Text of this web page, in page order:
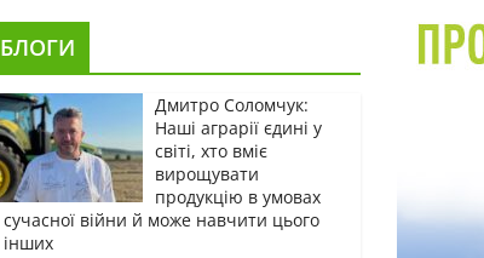
БЛОГИ
Дмитро Соломчук:
Наші аграрії єдині у
світі, хто вміє
вирощувати
продукцію в умовах
сучасної війни й може навчити цього
інших